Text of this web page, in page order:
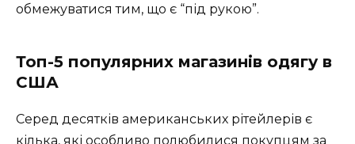
обмежуватися тим, що є “під рукою”.
Топ-5 популярних магазинів одягу в
США
Серед десятків американських рітейлерів є
кілька, які особливо полюбилися покупцям за